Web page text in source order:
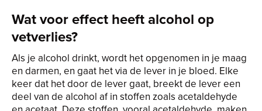
Wat voor effect heeft alcohol op
vetverlies?
Als je alcohol drinkt, wordt het opgenomen in je maag
en darmen, en gaat het via de lever in je bloed. Elke
keer dat het door de lever gaat, breekt de lever een
deel van de alcohol af in stoffen zoals acetaldehyde